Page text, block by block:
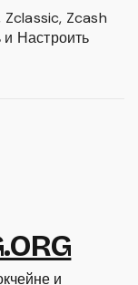
Zclassic, Zcash
Настроить
и